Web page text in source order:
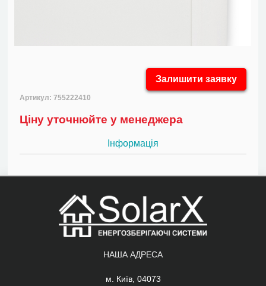
Залишити заявку
Артикул: 755222410
Ціну уточнюйте у менеджера
Інформація
НАША АДРЕСА
м. Київ, 04073